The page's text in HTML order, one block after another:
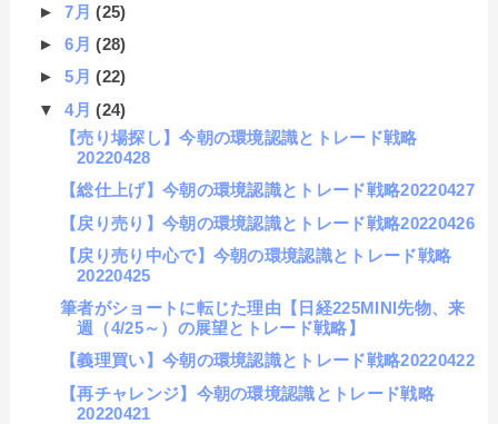
►7月(25)
►6月(28)
►5月(22)
▼4月(24)
【売り場探し】今朝の環境認識とトレード戦略
20220428
【総仕上げ】今朝の環境認識とトレード戦略20220427
【戻り売り】今朝の環境認識とトレード戦略20220426
【戻り売り中心で】今朝の環境認識とトレード戦略
20220425
筆者がショートに転じた理由【日経225MINI先物、来
週（4/25～）の展望とトレード戦略】
【義理買い】今朝の環境認識とトレード戦略20220422
【再チャレンジ】今朝の環境認識とトレード戦略
20220421